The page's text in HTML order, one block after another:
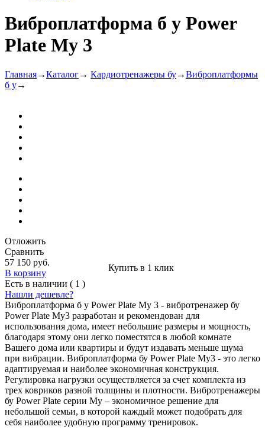
Виброплатформа б у Power
Plate My 3
Главная→Каталог→ Кардиотренажеры бу→Виброплатформы
б у→
Отложить
Сравнить
57 150 руб.
В корзину
Купить в 1 клик
Есть в наличии ( 1 )
Нашли дешевле?
Виброплатформа б у Power Plate My 3 - вибротренажер бу
Power Plate My3 разработан и рекомендован для
использования дома, имеет небольшие размеры и мощность,
благодаря этому они легко поместятся в любой комнате
Вашего дома или квартиры и будут издавать меньше шума
при вибрации. Виброплатформа бу Power Plate My3 - это легко
адаптируемая и наиболее экономичная конструкция.
Регулировка нагрузки осуществляется за счет комплекта из
трех ковриков разной толщины и плотности. Вибротренажеры
бу Power Plate серии Му – экономичное решение для
небольшой семьи, в которой каждый может подобрать для
себя наиболее удобную программу тренировок.